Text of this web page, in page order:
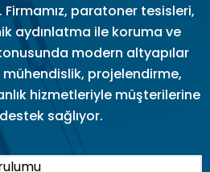
Firmamız, paratoner tesisleri,
aydınlatma ile koruma ve
modern altyapılar
mühendislik, projelendirme,
hizmetleriyle müşterilerine
sağlıyor.